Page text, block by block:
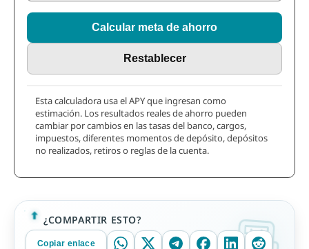
Calcular meta de ahorro
Restablecer
Esta calculadora usa el APY que ingresan como
estimación. Los resultados reales de ahorro pueden
cambiar por cambios en las tasas del banco, cargos,
impuestos, diferentes momentos de depósito, depósitos
no realizados, retiros o reglas de la cuenta.
¿COMPARTIR ESTO?
Copiar enlace